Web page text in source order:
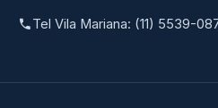
Tel Vila Mariana: (11) 5539-